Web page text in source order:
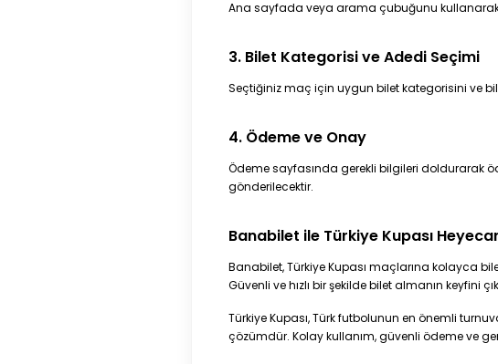
Ana sayfada veya arama çubuğunu
3. Bilet Kategorisi ve Adedi Seçimi
Seçtiğiniz maç için uygun bilet kategorisini ve
4. Ödeme ve Onay
Ödeme sayfasında gerekli bilgileri doldurarak
gönderilecektir.
Banabilet ile Türkiye Kupası
Banabilet, Türkiye Kupası maçlarına kolayca
Güvenli ve hızlı bir şekilde bilet almanın keyfini
Türkiye Kupası, Türk futbolunun en önemli
çözümdür. Kolay kullanım, güvenli ödeme ve